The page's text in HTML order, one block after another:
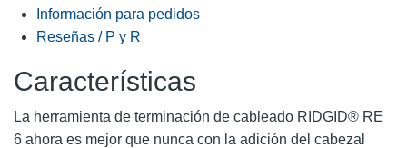
Información para pedidos
Reseñas / P y R
Características
La herramienta de terminación de cableado RIDGID® RE
6 ahora es mejor que nunca con la adición del cabezal